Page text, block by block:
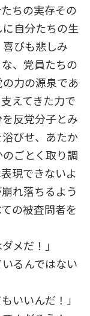
ちの実存その
自分たちの生
びも悲しみ
、党員たちの
力の源泉であ
えてきた力で
反党分子とみ
びせ、あたか
ごとく取り調
現できないよ
れ落ちるよう
の被査問者を
メだ！」
るんではない
いいんだ！」